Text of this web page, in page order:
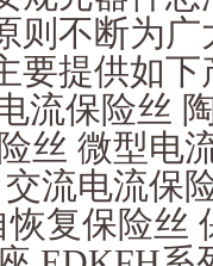
则不断为
要提供如
流保险丝
丝 微型电
流电流保
复保险丝